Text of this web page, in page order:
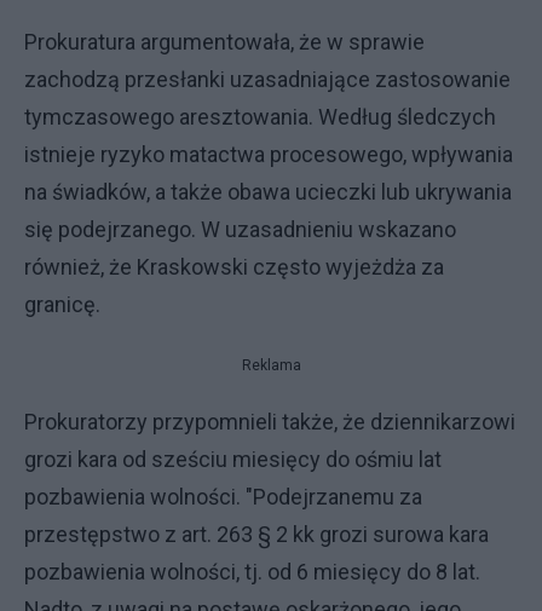
Prokuratura argumentowała, że w sprawie
zachodzą przesłanki uzasadniające zastosowanie
tymczasowego aresztowania. Według śledczych
istnieje ryzyko matactwa procesowego, wpływania
na świadków, a także obawa ucieczki lub ukrywania
się podejrzanego. W uzasadnieniu wskazano
również, że Kraskowski często wyjeżdża za
granicę.
Reklama
Prokuratorzy przypomnieli także, że dziennikarzowi
grozi kara od sześciu miesięcy do ośmiu lat
pozbawienia wolności. "Podejrzanemu za
przestępstwo z art. 263 § 2 kk grozi surowa kara
pozbawienia wolności, tj. od 6 miesięcy do 8 lat.